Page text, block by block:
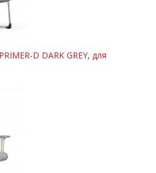
D DARK GREY, для